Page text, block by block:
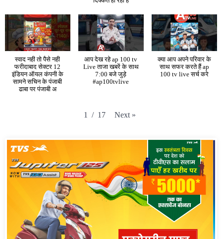
स्वाद नही तो पैसे नही
फरीदाबाद सेक्टर 12
इंडियन ऑयल कंपनी के
सामने सचिन के पंजाबी
ढाबा पर पंजाबी अ
आप देख रहे ap 100 tv
Live ताजा खबरें के साथ
7:00 बजे जुड़े
#ap100tvlive
क्या आप अपने परिवार के
साथ सफर करते हैं ap
100 tv live सर्च करे
1 / 17 Next »